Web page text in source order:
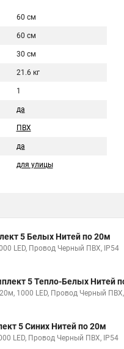
60 см
60 см
30 см
21.6 кг
1
да
ПВХ
да
для улицы
5 Белых Нитей по 20м
LED, Провод Черный ПВХ, IP54
5 Тепло-Белых Нитей
1000 LED, Провод Черный
5 Синих Нитей по 20м
LED, Провод Черный ПВХ, IP54